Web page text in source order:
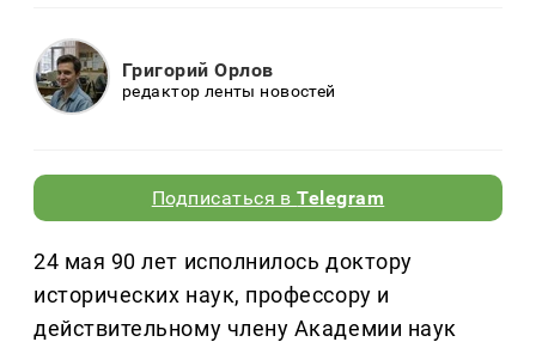
Григорий Орлов
редактор ленты новостей
Подписаться вTelegram
24 мая 90 лет исполнилось доктору
исторических наук, профессору и
действительному члену Академии наук